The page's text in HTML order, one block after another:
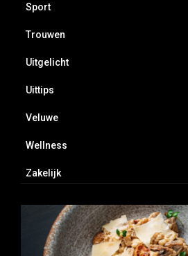
Sport
Trouwen
Uitgelicht
Uittips
Veluwe
Wellness
Zakelijk